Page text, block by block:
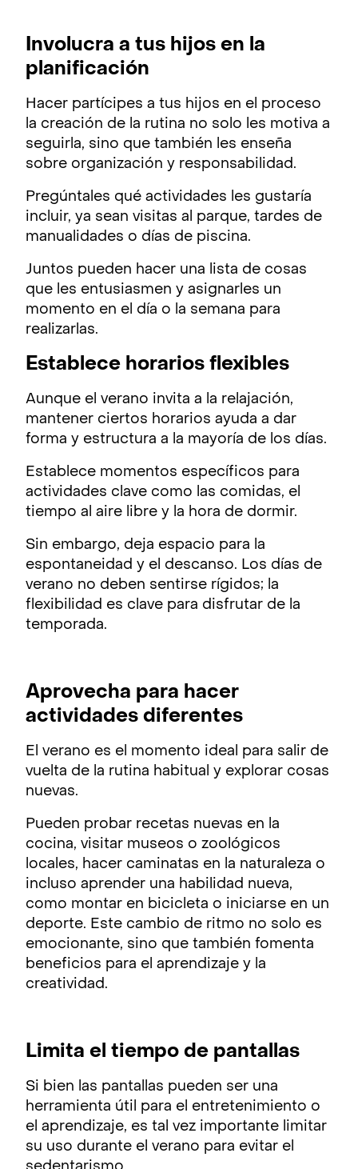
Involucra a tus hijos en la
planificación
Hacer partícipes a tus hijos en el proceso
la creación de la rutina no solo les motiva a
seguirla, sino que también les enseña
sobre organización y responsabilidad.
Pregúntales qué actividades les gustaría
incluir, ya sean visitas al parque, tardes de
manualidades o días de piscina.
Juntos pueden hacer una lista de cosas
que les entusiasmen y asignarles un
momento en el día o la semana para
realizarlas.
Establece horarios flexibles
Aunque el verano invita a la relajación,
mantener ciertos horarios ayuda a dar
forma y estructura a la mayoría de los días.
Establece momentos específicos para
actividades clave como las comidas, el
tiempo al aire libre y la hora de dormir.
Sin embargo, deja espacio para la
espontaneidad y el descanso. Los días de
verano no deben sentirse rígidos; la
flexibilidad es clave para disfrutar de la
temporada.
Aprovecha para hacer
actividades diferentes
El verano es el momento ideal para salir de
vuelta de la rutina habitual y explorar cosas
nuevas.
Pueden probar recetas nuevas en la
cocina, visitar museos o zoológicos
locales, hacer caminatas en la naturaleza o
incluso aprender una habilidad nueva,
como montar en bicicleta o iniciarse en un
deporte. Este cambio de ritmo no solo es
emocionante, sino que también fomenta
beneficios para el aprendizaje y la
creatividad.
Limita el tiempo de pantallas
Si bien las pantallas pueden ser una
herramienta útil para el entretenimiento o
el aprendizaje, es tal vez importante limitar
su uso durante el verano para evitar el